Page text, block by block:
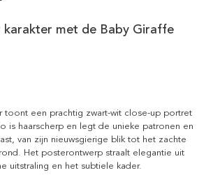
karakter met de Baby Giraffe
toont een prachtig zwart-wit close-up portret
is haarscherp en legt de unieke patronen en
van zijn nieuwsgierige blik tot het zachte
Het posterontwerp straalt elegantie uit
uitstraling en het subtiele kader.